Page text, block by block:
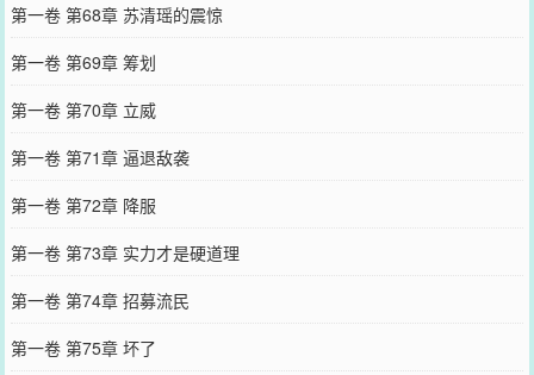
第一卷 第68章 苏清瑶的震惊
第一卷 第69章 筹划
第一卷 第70章 立威
第一卷 第71章 逼退敌袭
第一卷 第72章 降服
第一卷 第73章 实力才是硬道理
第一卷 第74章 招募流民
第一卷 第75章 坏了